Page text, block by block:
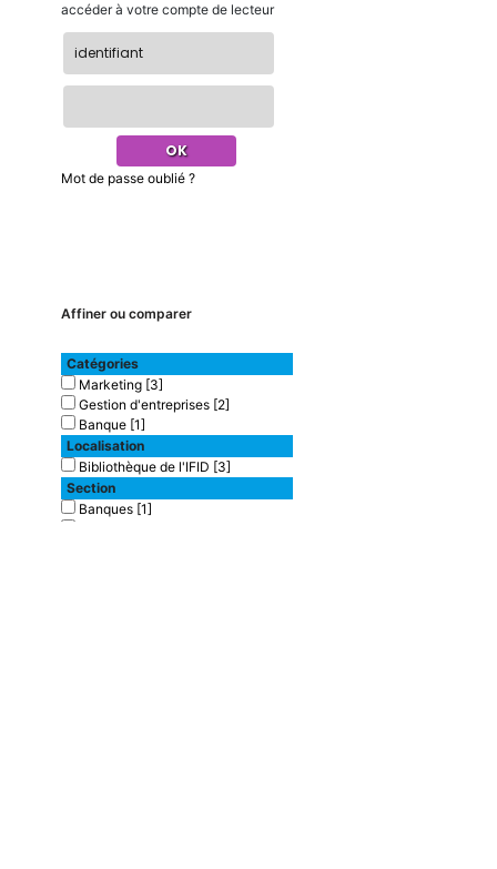
accéder à votre compte de lecteur
Mot de passe oublié ?
Affiner ou comparer
Catégories
Marketing [3]
Gestion d'entreprises [2]
Banque [1]
Localisation
Bibliothèque de l'IFID [3]
Section
Banques [1]